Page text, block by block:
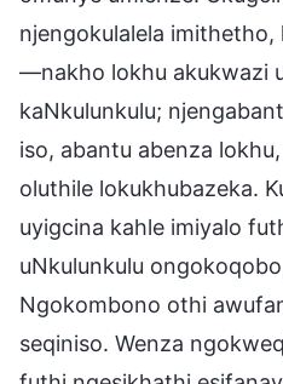
njengokulalela
—nakho lokhu akukwazi
kaNkulunkulu;
iso, abantu abenza
oluthile lokukhubazeka.
uyigcina kahle imiyalo
uNkulunkulu
Ngokombono othi
seqiniso. Wenza